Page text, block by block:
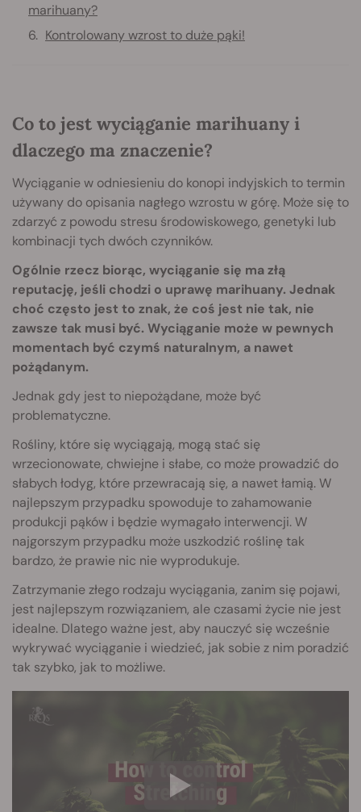
marihuany?
Kontrolowany wzrost to duże pąki!
Co to jest wyciąganie marihuany i
dlaczego ma znaczenie?
Wyciąganie w odniesieniu do konopi indyjskich to termin
używany do opisania nagłego wzrostu w górę. Może się to
zdarzyć z powodu stresu środowiskowego, genetyki lub
kombinacji tych dwóch czynników.
Ogólnie rzecz biorąc, wyciąganie się ma złą
reputację, jeśli chodzi o uprawę marihuany. Jednak
choć często jest to znak, że coś jest nie tak, nie
zawsze tak musi być. Wyciąganie może w pewnych
momentach być czymś naturalnym, a nawet
pożądanym.
Jednak gdy jest to niepożądane, może być
problematyczne.
Rośliny, które się wyciągają, mogą stać się
wrzecionowate, chwiejne i słabe, co może prowadzić do
słabych łodyg, które przewracają się, a nawet łamią. W
najlepszym przypadku spowoduje to zahamowanie
produkcji pąków i będzie wymagało interwencji. W
najgorszym przypadku może uszkodzić roślinę tak
bardzo, że prawie nic nie wyprodukuje.
Zatrzymanie złego rodzaju wyciągania, zanim się pojawi,
jest najlepszym rozwiązaniem, ale czasami życie nie jest
idealne. Dlatego ważne jest, aby nauczyć się wcześnie
wykrywać wyciąganie i wiedzieć, jak sobie z nim poradzić
tak szybko, jak to możliwe.